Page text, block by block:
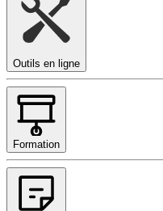
Outils en ligne
Formation